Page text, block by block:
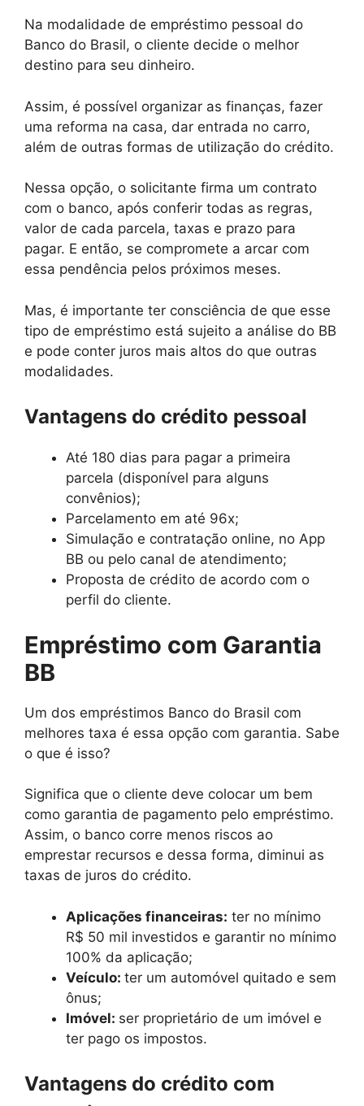
Na modalidade de empréstimo pessoal do
Banco do Brasil, o cliente decide o melhor
destino para seu dinheiro.
Assim, é possível organizar as finanças, fazer
uma reforma na casa, dar entrada no carro,
além de outras formas de utilização do crédito.
Nessa opção, o solicitante firma um contrato
com o banco, após conferir todas as regras,
valor de cada parcela, taxas e prazo para
pagar. E então, se compromete a arcar com
essa pendência pelos próximos meses.
Mas, é importante ter consciência de que esse
tipo de empréstimo está sujeito a análise do BB
e pode conter juros mais altos do que outras
modalidades.
Vantagens do crédito pessoal
Até 180 dias para pagar a primeira
parcela (disponível para alguns
convênios);
Parcelamento em até 96x;
Simulação e contratação online, no App
BB ou pelo canal de atendimento;
Proposta de crédito de acordo com o
perfil do cliente.
Empréstimo com Garantia
BB
Um dos empréstimos Banco do Brasil com
melhores taxa é essa opção com garantia. Sabe
o que é isso?
Significa que o cliente deve colocar um bem
como garantia de pagamento pelo empréstimo.
Assim, o banco corre menos riscos ao
emprestar recursos e dessa forma, diminui as
taxas de juros do crédito.
Aplicações financeiras: ter no mínimo
R$ 50 mil investidos e garantir no mínimo
100% da aplicação;
Veículo: ter um automóvel quitado e sem
ônus;
Imóvel: ser proprietário de um imóvel e
ter pago os impostos.
Vantagens do crédito com